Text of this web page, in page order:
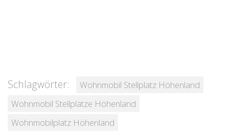
Schlagwörter:
Wohnmobil Stellplatz Höhenland
Wohnmobil Stellplätze Höhenland
Wohnmobilplatz Höhenland